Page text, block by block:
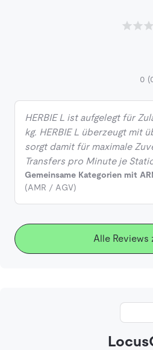
0
HERBIE L ist aufgelegt für
kg. HERBIE L überzeugt mit
sorgt damit für maximale
Transfers pro Minute je
Gemeinsame Kategorien mit
(AMR / AGV)
Alle Reviews